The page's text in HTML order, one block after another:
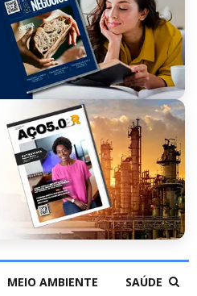
MEIO AMBIENTE SAÚDE